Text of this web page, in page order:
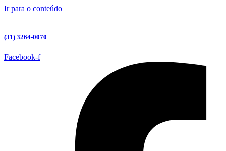
Ir para o conteúdo
(31) 3264-0070
Facebook-f